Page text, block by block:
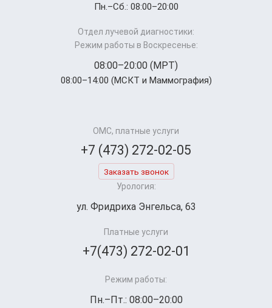
Пн.–Cб.: 08:00–20:00
Отдел лучевой диагностики:
Режим работы в Воскресенье:
08:00–20:00 (МРТ)
08:00–14:00 (МСКТ и Маммография)
ОМС, платные услуги
+7 (473) 272-02-05
Заказать звонок
Урология:
ул. Фридриха Энгельса, 63
Платные услуги
+7(473) 272-02-01
Режим работы:
Пн.–Пт.: 08:00–20:00